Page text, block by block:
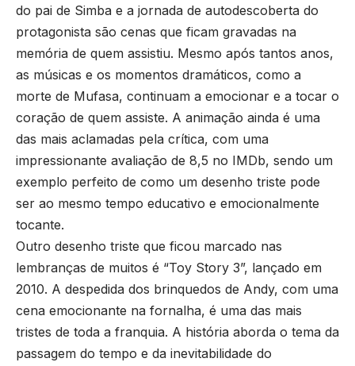
do pai de Simba e a jornada de autodescoberta do
protagonista são cenas que ficam gravadas na
memória de quem assistiu. Mesmo após tantos anos,
as músicas e os momentos dramáticos, como a
morte de Mufasa, continuam a emocionar e a tocar o
coração de quem assiste. A animação ainda é uma
das mais aclamadas pela crítica, com uma
impressionante avaliação de 8,5 no IMDb, sendo um
exemplo perfeito de como um desenho triste pode
ser ao mesmo tempo educativo e emocionalmente
tocante.
Outro desenho triste que ficou marcado nas
lembranças de muitos é “Toy Story 3”, lançado em
2010. A despedida dos brinquedos de Andy, com uma
cena emocionante na fornalha, é uma das mais
tristes de toda a franquia. A história aborda o tema da
passagem do tempo e da inevitabilidade do